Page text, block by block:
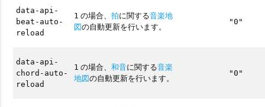
data-api-
beat-auto-
reload
1 の場合、拍に関する音楽地
図の自動更新を行います。
"0"
data-api-
chord-auto-
reload
1 の場合、和音に関する音楽
地図の自動更新を行います。
"0"